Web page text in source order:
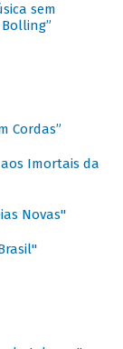
sem
Cordas”
Imortais da
Novas"